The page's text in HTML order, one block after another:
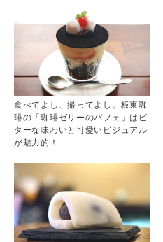
食べてよし、撮ってよし。板東珈
琲の「珈琲ゼリーのパフェ」はビ
ターな味わいと可愛いビジュアル
が魅力的！